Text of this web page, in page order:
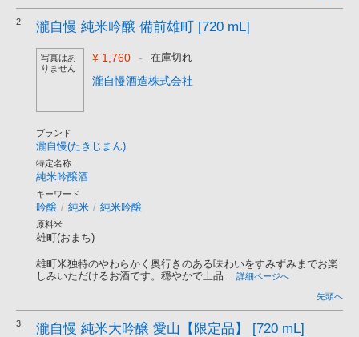
2. 瀧自慢 純米吟醸 備前雄町 [720 mL]
写真はあ
りません
¥ 1,760 - 在庫切れ
瀧自慢酒造株式会社
ブランド
瀧自慢(たきじまん)
特定名称
純米吟醸酒
キーワード
吟醸 / 純米 / 純米吟醸
原料米
雄町(おまち)
雄町米独特のやわらかく奥行きのある味わいをすみずみまでお楽
しみいただけるお酒です。穏やかで上品... 詳細ページへ
先頭へ
3. 瀧自慢 純米大吟醸 愛山【限定品】 [720 mL]